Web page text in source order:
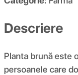
Descriere
Planta brună este
persoanele care